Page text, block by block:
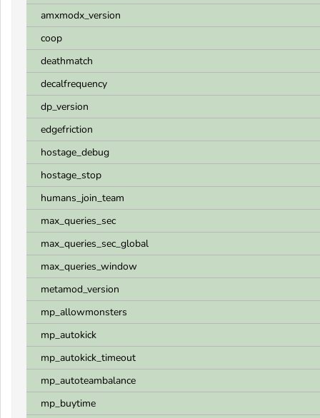
amxmodx_version
coop
deathmatch
decalfrequency
dp_version
edgefriction
hostage_debug
hostage_stop
humans_join_team
max_queries_sec
max_queries_sec_global
max_queries_window
metamod_version
mp_allowmonsters
mp_autokick
mp_autokick_timeout
mp_autoteambalance
mp_buytime